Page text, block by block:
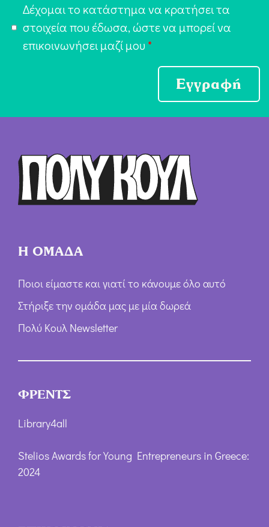
π
ή
Δέχομαι το κατάστημα να κρατήσει τα
στοιχεία που έδωσα, ώστε να μπορεί να
επικοινωνήσει μαζί μου *
Εγγραφή
Η ΟΜΑΔΑ
Ποιοι είμαστε και γιατί το κάνουμε όλο αυτό
Στήριξε την ομάδα μας με μία δωρεά
Πολύ Κουλ Newsletter
ΦΡΕΝΤΣ
Library4all
Stelios Awards for Young Entrepreneurs in Greece:
2024